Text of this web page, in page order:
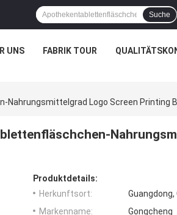
Suche
UNS FABRIK TOUR
Logo Screen Printing
Produktdetails:
Herkunftsort:
Guangdong,
Markenname:
Gongcheng